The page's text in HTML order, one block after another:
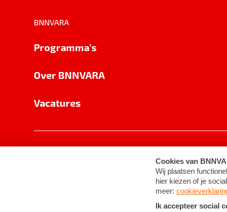
BNNVARA
Programma's
Over BNNVARA
Vacatures
Cookie-instellingen Algemene